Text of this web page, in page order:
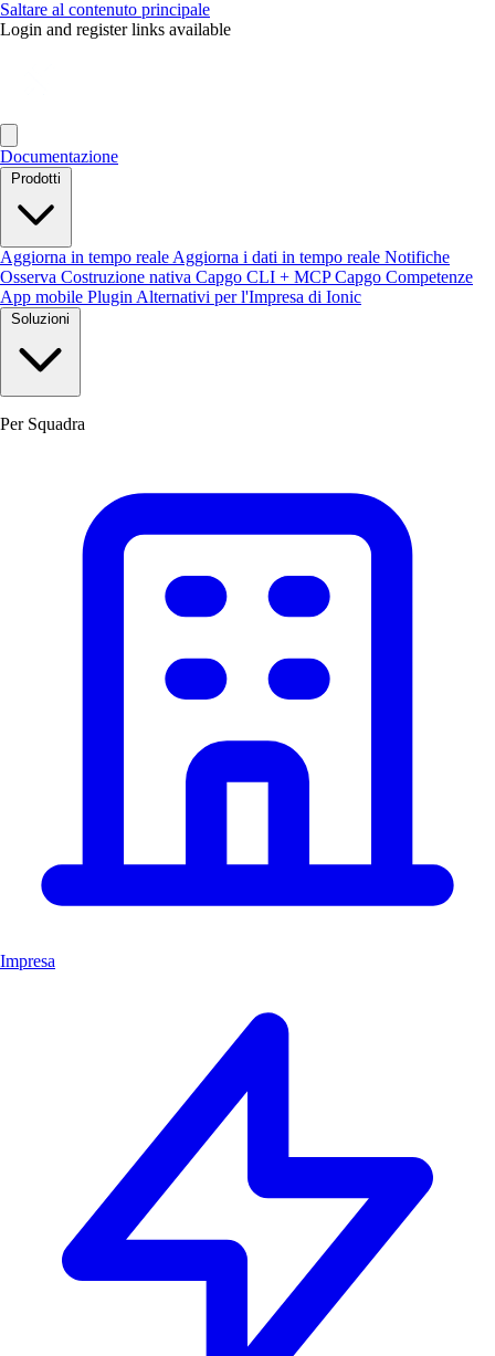
Saltare al contenuto principale
Login and register links available
Documentazione
Prodotti
Aggiorna in tempo reale Aggiorna i dati in tempo reale Notifiche
Osserva Costruzione nativa Capgo CLI + MCPCapgo Competenze
App mobile Plugin Alternativi per l'Impresa di Ionic
Soluzioni
Per Squadra
Impresa